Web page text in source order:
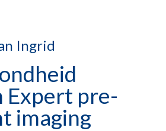
Ingrid
Expert pre-
imaging